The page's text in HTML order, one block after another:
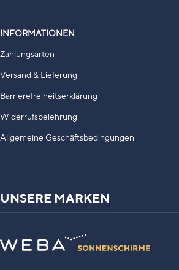
INFORMATIONEN
Zahlungsarten
Versand & Lieferung
Barrierefreiheitserklärung
Widerrufsbelehrung
Allgemeine Geschäftsbedingungen
UNSERE MARKEN